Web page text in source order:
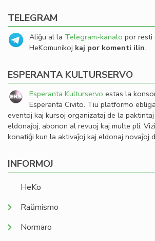
TELEGRAM
Aliĝu al la Telegram-kanalo por resti
HeKomunikoj kaj por komenti ilin.
ESPERANTA KULTURSERVO
Esperanta Kulturservo estas la
Esperanta Civito. Tiu platformo
eventoj kaj kursoj organizataj de la
eldonaĵoj, abonon al revuoj kaj multe pli.
konatiĝi kun la aktivaĵoj kaj eldonaj novaĵoj
INFORMOJ
HeKo
Raŭmismo
Normaro